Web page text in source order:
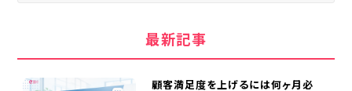
最新記事
顧客満足度を上げるには何ヶ月必